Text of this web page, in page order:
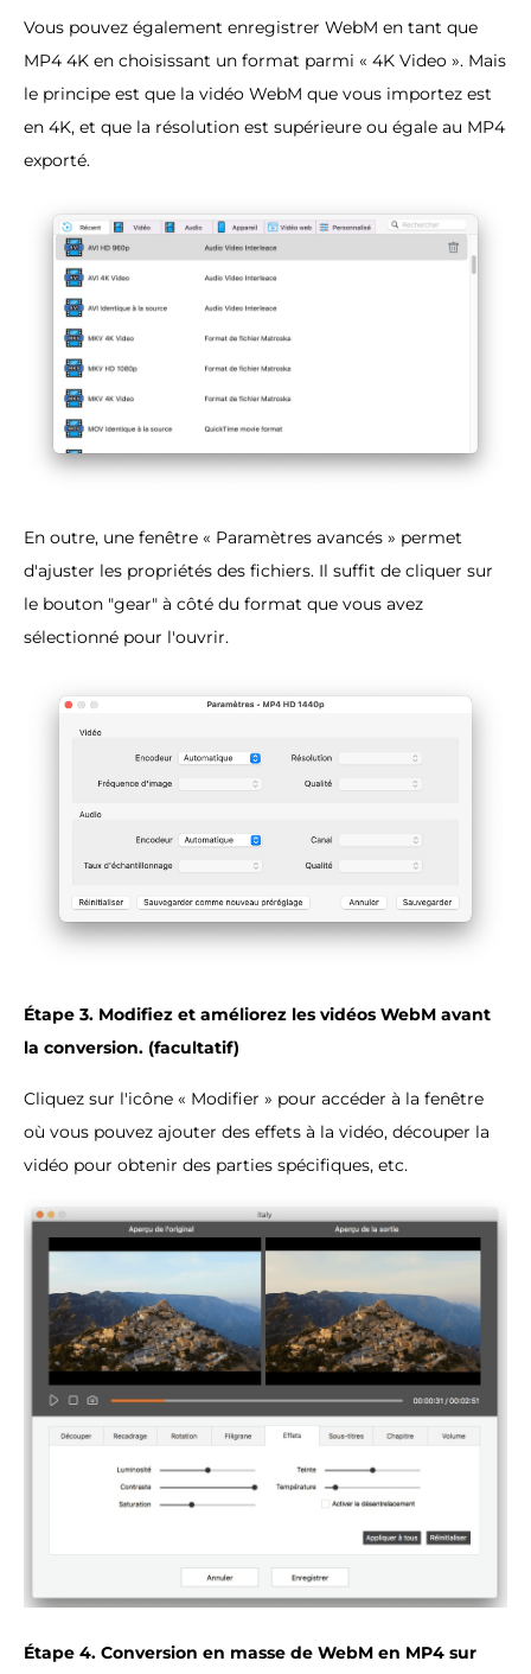
Vous pouvez également enregistrer WebM en tant que
MP4 4K en choisissant un format parmi « 4K Video ». Mais
le principe est que la vidéo WebM que vous importez est
en 4K, et que la résolution est supérieure ou égale au MP4
exporté.
En outre, une fenêtre « Paramètres avancés » permet
d'ajuster les propriétés des fichiers. Il suffit de cliquer sur
le bouton "gear" à côté du format que vous avez
sélectionné pour l'ouvrir.
Étape 3. Modifiez et améliorez les vidéos WebM avant
la conversion. (facultatif)
Cliquez sur l'icône « Modifier » pour accéder à la fenêtre
où vous pouvez ajouter des effets à la vidéo, découper la
vidéo pour obtenir des parties spécifiques, etc.
Étape 4. Conversion en masse de WebM en MP4 sur